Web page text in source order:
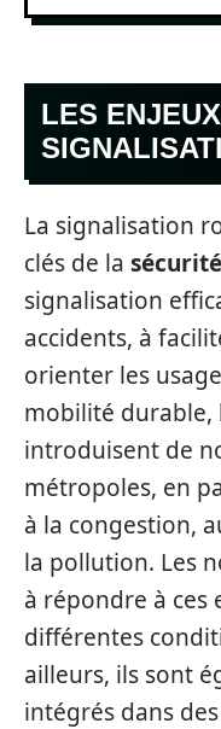
LES
La signalisation
clés de la
signalisation
accidents, à
orienter les
mobilité durable,
introduisent de
métropoles, en
à la congestion,
la pollution. Les
à répondre à ces
différentes
ailleurs, ils sont
intégrés dans